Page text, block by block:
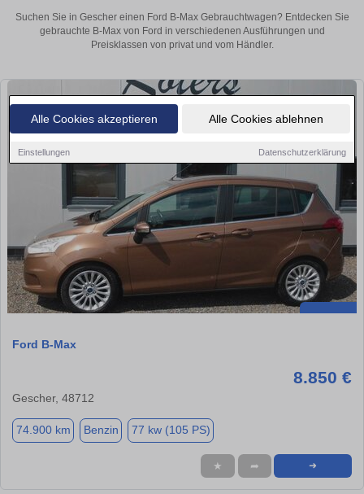
Alle Cookies akzeptieren Alle Cookies ablehnen
Einstellungen Datenschutzerklärung
Suchen Sie in Gescher einen Ford B-Max Gebrauchtwagen? Entdecken Sie
gebrauchte B-Max von Ford in verschiedenen Ausführungen und
Preisklassen von privat und vom Händler.
Ford B-Max
8.850 €
Gescher, 48712
74.900 km Benzin 77 kw (105 PS)
★ ➦ ➜